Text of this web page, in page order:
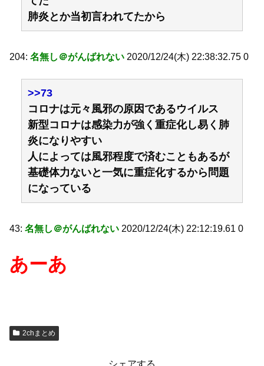
肺炎とか当初言われてたから
204: 名無し＠がんばれない 2020/12/24(木) 22:38:32.75 0
>>73
コロナは元々風邪の原因であるウイルス
新型コロナは感染力が強く重症化し易く肺
炎になりやすい
人によっては風邪程度で済むこともあるが
基礎体力ないと一気に重症化するから問題
になっている
43: 名無し＠がんばれない 2020/12/24(木) 22:12:19.61 0
あーあ
2chまとめ
シェアする